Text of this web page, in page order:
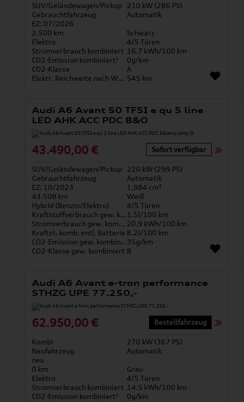
SUV/Geländewagen/Pickup
210 kW (286 PS)
Gebrauchtfahrzeug
Automatik
EZ: 07/2026
2.500 km
Schwarz
Elektro
4/5 Türen
Stromverbrauch kombiniert 16.7 kWh/100 km
CO2-Emission kombiniert¹
0g/km
CO2-Klasse
A
Elektr. Reichweite nach WLTP* 545 km
Audi A6 Avant 50 TFSI e qu S line
LED AHK ACC PDC B&O
43.490,00 € Sofort verfügbar
SUV/Geländewagen/Pickup
220 kW (299 PS)
Gebrauchtfahrzeug
Automatik
EZ: 10/2023
1.984 cm³
43.508 km
Weiß
Hybrid (Benzin/Elektro)
4/5 Türen
Kraftstoffverbrauch gew. kombiniert 1.5l/100 km
Stromverbrauch gew. kombiniert 20.9 kWh/100 km
Kraftst. komb. entl. Batterie 8.2l/100 km
CO2-Emission gew. kombiniert35g/km
CO2-Klasse gew. kombiniert B
Audi A6 Avant e-tron performance
STHZG UPE 77.250,-
62.950,00 € Bestellfahrzeug
Kombi
270 kW (367 PS)
Neufahrzeug
Automatik
neu
0 km
Grau
Elektro
4/5 Türen
Stromverbrauch kombiniert 14.5 kWh/100 km
CO2-Emission kombiniert¹
0g/km